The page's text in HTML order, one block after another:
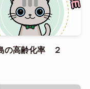
の高齢化率 ２